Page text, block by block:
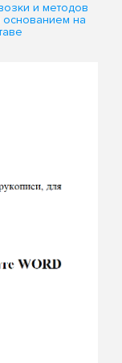
и методов
основанием на